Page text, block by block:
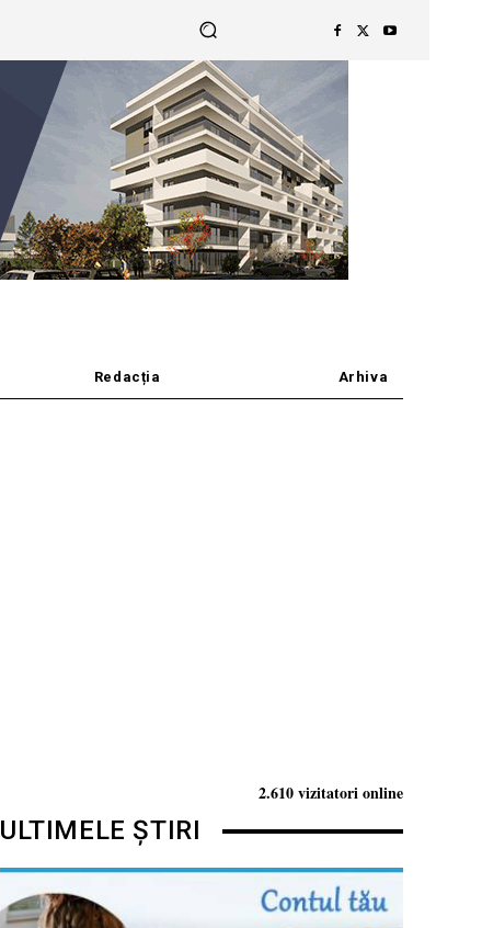
Redacția Arhiva
2.610 vizitatori online
ULTIMELE ȘTIRI